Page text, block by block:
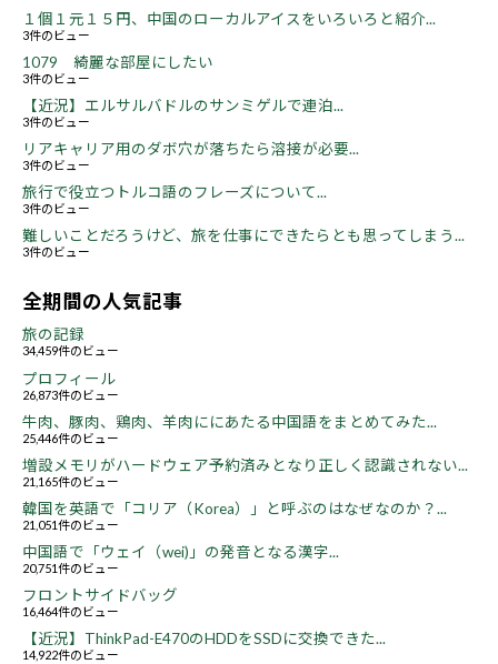
１個１元１５円、中国のローカルアイスをいろいろと紹介...
3件のビュー
1079 綺麗な部屋にしたい
3件のビュー
【近況】エルサルバドルのサンミゲルで連泊...
3件のビュー
リアキャリア用のダボ穴が落ちたら溶接が必要...
3件のビュー
旅行で役立つトルコ語のフレーズについて...
3件のビュー
難しいことだろうけど、旅を仕事にできたらとも思ってしまう...
3件のビュー
全期間の人気記事
旅の記録
34,459件のビュー
プロフィール
26,873件のビュー
牛肉、豚肉、鶏肉、羊肉ににあたる中国語をまとめてみた...
25,446件のビュー
増設メモリがハードウェア予約済みとなり正しく認識されない...
21,165件のビュー
韓国を英語で「コリア（Korea）」と呼ぶのはなぜなのか？...
21,051件のビュー
中国語で「ウェイ（wei)」の発音となる漢字...
20,751件のビュー
フロントサイドバッグ
16,464件のビュー
【近況】ThinkPad-E470のHDDをSSDに交換できた...
14,922件のビュー